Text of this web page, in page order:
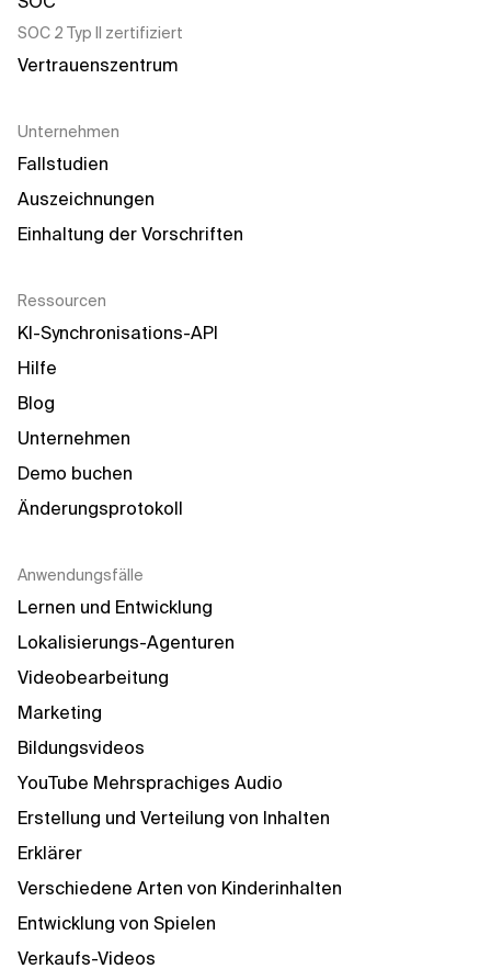
SOC 2 Typ II zertifiziert
Vertrauenszentrum
Unternehmen
Fallstudien
Auszeichnungen
Einhaltung der Vorschriften
Ressourcen
KI-Synchronisations-API
Hilfe
Blog
Unternehmen
Demo buchen
Änderungsprotokoll
Anwendungsfälle
Lernen und Entwicklung
Lokalisierungs-Agenturen
Videobearbeitung
Marketing
Bildungsvideos
YouTube Mehrsprachiges Audio
Erstellung und Verteilung von Inhalten
Erklärer
Verschiedene Arten von Kinderinhalten
Entwicklung von Spielen
Verkaufs-Videos